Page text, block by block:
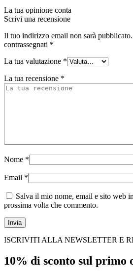
La tua opinione conta
Scrivi una recensione
Il tuo indirizzo email non sarà pubblicato.
contrassegnati *
La tua valutazione *
La tua recensione *
Nome *
Email *
Salva il mio nome, email e sito web
prossima volta che commento.
ISCRIVITI ALLA NEWSLETTER E
10% di sconto sul primo